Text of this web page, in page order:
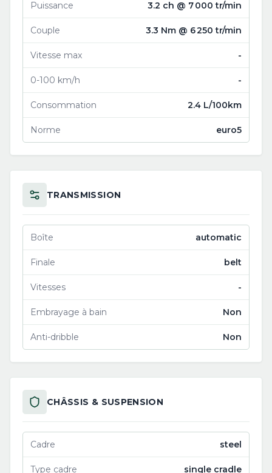
Puissance 3.2 ch @ 7 000 tr/min
Couple 3.3 Nm @ 6 250 tr/min
Vitesse max -
0-100 km/h -
Consommation 2.4 L/100km
Norme euro5
TRANSMISSION
Boîte automatic
Finale belt
Vitesses -
Embrayage à bain Non
Anti-dribble Non
CHÂSSIS & SUSPENSION
Cadre steel
Type cadre single cradle